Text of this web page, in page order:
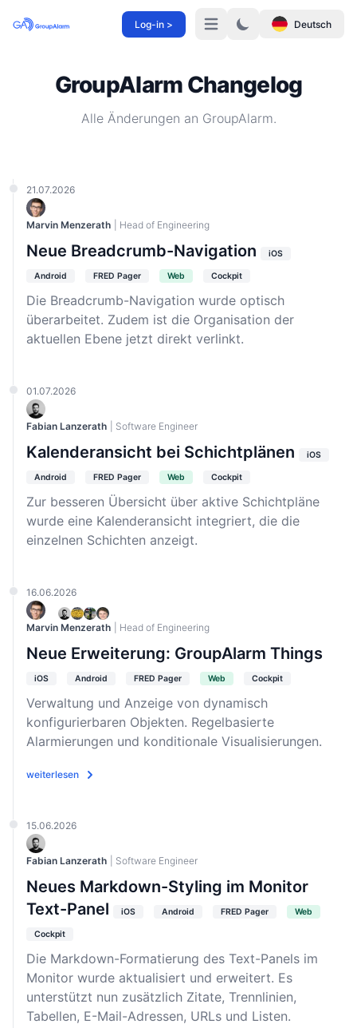
Log-in > Menü Deutsch
GroupAlarm Changelog
Alle Änderungen an GroupAlarm.
21.07.2026
Marvin Menzerath | Head of Engineering
Neue Breadcrumb-Navigation iOS
Android FRED Pager Web Cockpit
Die Breadcrumb-Navigation wurde optisch
überarbeitet. Zudem ist die Organisation der
aktuellen Ebene jetzt direkt verlinkt.
01.07.2026
Fabian Lanzerath | Software Engineer
Kalenderansicht bei Schichtplänen iOS
Android FRED Pager Web Cockpit
Zur besseren Übersicht über aktive Schichtpläne
wurde eine Kalenderansicht integriert, die die
einzelnen Schichten anzeigt.
16.06.2026
Marvin Menzerath | Head of Engineering
Neue Erweiterung: GroupAlarm Things
iOS Android FRED Pager Web Cockpit
Verwaltung und Anzeige von dynamisch
konfigurierbaren Objekten. Regelbasierte
Alarmierungen und konditionale Visualisierungen.
weiterlesen
15.06.2026
Fabian Lanzerath | Software Engineer
Neues Markdown-Styling im Monitor
Text-Panel
iOS Android FRED Pager Web
Cockpit
Die Markdown-Formatierung des Text-Panels im
Monitor wurde aktualisiert und erweitert. Es
unterstützt nun zusätzlich Zitate, Trennlinien,
Tabellen, E-Mail-Adressen, URLs und Listen.